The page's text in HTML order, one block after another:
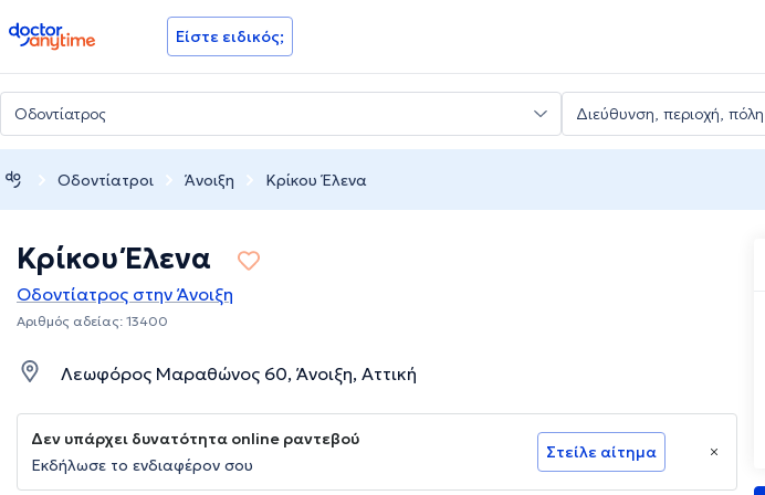
doctoranytime Είστε ειδικός;
Οδοντίατροι Άνοιξη Κρίκου Έλενα
Κρίκου Έλενα
Οδοντίατρος στην Άνοιξη
Αριθμός αδείας: 13400
Λεωφόρος Μαραθώνος 60, Άνοιξη, Αττική
Δεν υπάρχει δυνατότητα online ραντεβού
Εκδήλωσε το ενδιαφέρον σου
Στείλε αίτημα